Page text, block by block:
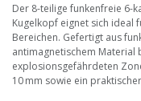
Der 8-teilige funkenfreie 6-
Kugelkopf eignet sich ideal
Bereichen. Gefertigt aus
antimagnetischem Material
explosionsgefährdeten
10 mm sowie ein